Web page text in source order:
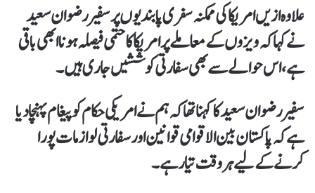
علاوہ ازیں امریکا کی ممکنہ سفری پابندیوں پر سفیر رضوان سعید
نے کہا کہ ویزوں کے معاملے پر امریکا کا حتمی فیصلہ ہونا ابھی باقی
ہے،اس حوالے سے بھی سفارتی کوششیں جاری ہیں۔
سفیر رضوان سعید کا کہنا تھاکہ ہم نے امریکی حکام کو پیغام پہنچادیا
ہے کہ پاکستان بین الاقوامی قوانین اور سفارتی لوازمات پورا
کرنے کےلیے ہر وقت تیار ہے۔